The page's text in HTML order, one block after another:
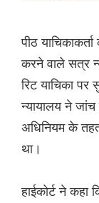
पीठ
करने वाले सत्र
रिट याचिका
न्यायालय ने
अधिनियम के
था।
हाईकोर्ट ने कहा